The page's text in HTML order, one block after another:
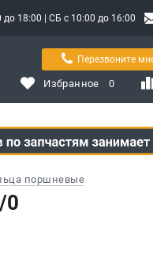
18:00 | СБ с 10:00 до 16:00
Перезвоните
Избранное 0
поршневые
0